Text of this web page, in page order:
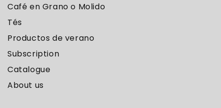
Café en Grano o Molido
Tés
Productos de verano
Subscription
Catalogue
About us